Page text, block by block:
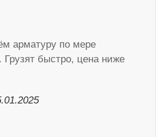
арматуру по мере
Грузят быстро, цена ниже